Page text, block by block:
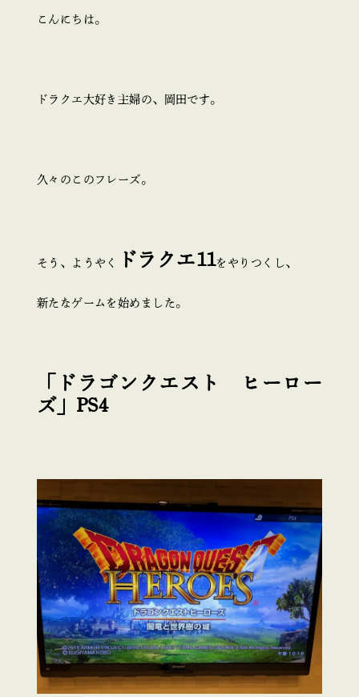
こんにちは。
ドラクエ大好き主婦の、岡田です。
久々のこのフレーズ。
そう、ようやく ドラクエ11をやりつくし、
新たなゲームを始めました。
「ドラゴンクエスト ヒーロー
ズ」PS4